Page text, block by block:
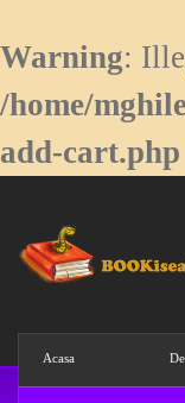
Warning:
/home/
add-cart.php
Acasa